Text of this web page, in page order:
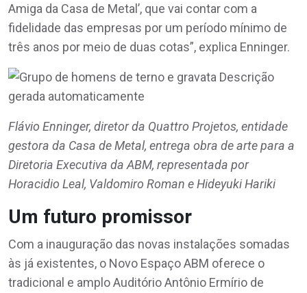
Amiga da Casa de Metal’, que vai contar com a
fidelidade das empresas por um período mínimo de
três anos por meio de duas cotas”, explica Enninger.
Flávio Enninger, diretor da Quattro Projetos, entidade
gestora da Casa de Metal, entrega obra de arte para a
Diretoria Executiva da ABM, representada por
Horacidio Leal, Valdomiro Roman e Hideyuki Hariki
Um futuro promissor
Com a inauguração das novas instalações somadas
às já existentes, o Novo Espaço ABM oferece o
tradicional e amplo Auditório Antônio Ermírio de